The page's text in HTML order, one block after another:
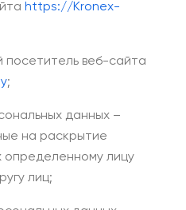
https://Kronex-
посетитель веб-сайта
;
данных –
на раскрытие
определенному лицу
лиц;